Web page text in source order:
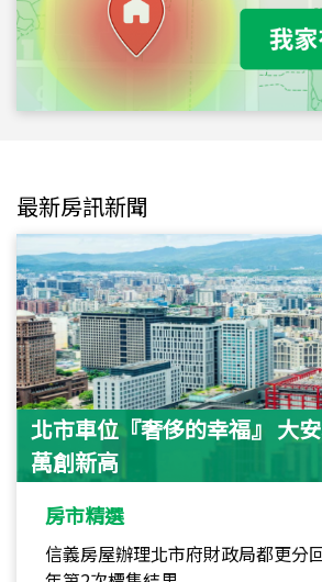
最新房訊新聞
北市車位『奢侈的幸福』 大
萬創新高
房市精選
信義房屋辦理北市府財政局都更分